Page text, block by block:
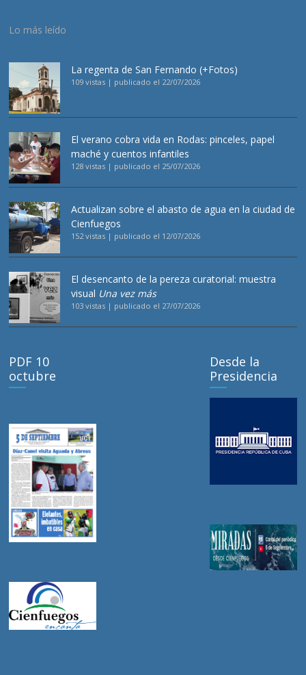
Lo más leído
La regenta de San Fernando (+Fotos)
109 vistas | publicado el 22/07/2026
El verano cobra vida en Rodas: pinceles, papel
maché y cuentos infantiles
128 vistas | publicado el 25/07/2026
Actualizan sobre el abasto de agua en la ciudad de
Cienfuegos
152 vistas | publicado el 12/07/2026
El desencanto de la pereza curatorial: muestra
visual Una vez más
103 vistas | publicado el 27/07/2026
PDF 10
octubre
Desde la
Presidencia